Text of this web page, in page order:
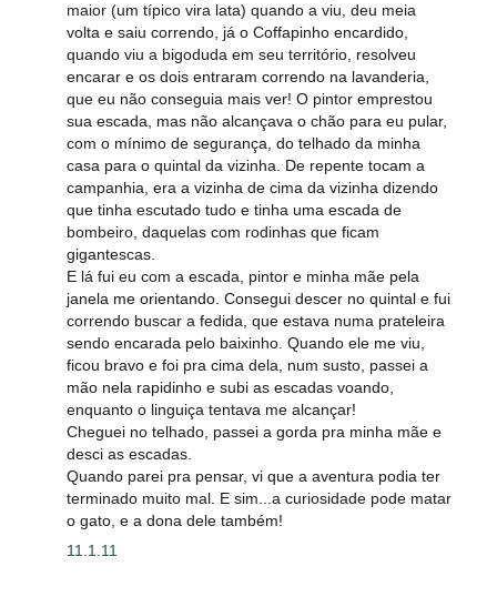
maior (um típico vira lata) quando a viu, deu meia
volta e saiu correndo, já o Coffapinho encardido,
quando viu a bigoduda em seu território, resolveu
encarar e os dois entraram correndo na lavanderia,
que eu não conseguia mais ver! O pintor emprestou
sua escada, mas não alcançava o chão para eu pular,
com o mínimo de segurança, do telhado da minha
casa para o quintal da vizinha. De repente tocam a
campanhia, era a vizinha de cima da vizinha dizendo
que tinha escutado tudo e tinha uma escada de
bombeiro, daquelas com rodinhas que ficam
gigantescas.
E lá fui eu com a escada, pintor e minha mãe pela
janela me orientando. Consegui descer no quintal e fui
correndo buscar a fedida, que estava numa prateleira
sendo encarada pelo baixinho. Quando ele me viu,
ficou bravo e foi pra cima dela, num susto, passei a
mão nela rapidinho e subi as escadas voando,
enquanto o linguiça tentava me alcançar!
Cheguei no telhado, passei a gorda pra minha mãe e
desci as escadas.
Quando parei pra pensar, vi que a aventura podia ter
terminado muito mal. E sim...a curiosidade pode matar
o gato, e a dona dele também!
11.1.11